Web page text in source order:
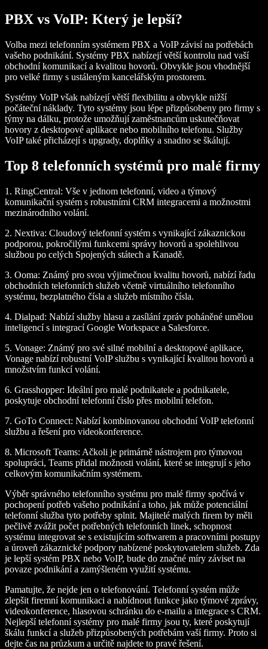
PBX vs VoIP: Který je lepší?
Volba mezi telefonním systémem PBX a VoIP závisí na potřebách
vašeho podnikání. Systémy PBX nabízejí větší kontrolu nad vaší
obchodní komunikací a kvalitou hovorů. Obvykle jsou vhodnější
pro velké firmy s ustáleným kancelářským prostorem.
Systémy VoIP však nabízejí větší flexibilitu a obvykle nižší
počáteční náklady. Tyto systémy jsou lépe přizpůsobeny pro firmy s
týmy na dálku, protože umožňují zaměstnancům uskutečňovat
hovory z desktopové aplikace nebo mobilního telefonu. Služby
VoIP také přicházejí s upgrady, doplňky a snadno se škálují.
Top 8 telefonních systémů pro malé firmy
1. RingCentral: Vše v jednom telefonní, video a týmový
komunikační systém s robustními CRM integracemi a možnostmi
mezinárodního volání.
2. Nextiva: Cloudový telefonní systém s vynikající zákaznickou
podporou, pokročilými funkcemi správy hovorů a spolehlivou
službou po celých Spojených státech a Kanadě.
3. Ooma: Známý pro svou výjimečnou kvalitu hovorů, nabízí řadu
obchodních telefonních služeb včetně virtuálního telefonního
systému, bezplatného čísla a služeb místního čísla.
4. Dialpad: Nabízí služby hlasu a zasílání zpráv poháněné umělou
inteligencí s integrací Google Workspace a Salesforce.
5. Vonage: Známý pro své silné mobilní a desktopové aplikace,
Vonage nabízí robustní VoIP službu s vynikající kvalitou hovorů a
množstvím funkcí volání.
6. Grasshopper: Ideální pro malé podnikatele a podnikatele,
poskytuje obchodní telefonní číslo přes mobilní telefon.
7. GoTo Connect: Nabízí kombinovanou obchodní VoIP telefonní
službu a řešení pro videokonference.
8. Microsoft Teams: Ačkoli je primárně nástrojem pro týmovou
spolupráci, Teams přidal možnosti volání, které se integrují s jeho
celkovým komunikačním systémem.
Výběr správného telefonního systému pro malé firmy spočívá v
pochopení potřeb vašeho podnikání a toho, jak může potenciální
telefonní služba tyto potřeby splnit. Majitelé malých firem by měli
pečlivě zvážit počet potřebných telefonních linek, schopnost
systému integrovat se s existujícím softwarem a pracovními postupy
a úroveň zákaznické podpory nabízené poskytovatelem služeb. Zda
je lepší systém PBX nebo VoIP, bude do značné míry záviset na
povaze podnikání a zamýšleném využití systému.
Pamatujte, že nejde jen o telefonování. Telefonní systém může
zlepšit firemní komunikaci a nabídnout funkce jako týmové zprávy,
videokonference, hlasovou schránku do e-mailu a integrace s CRM.
Nejlepší telefonní systémy pro malé firmy jsou ty, které poskytují
škálu funkcí a služeb přizpůsobených potřebám vaší firmy. Proto si
dejte čas na průzkum a určitě najdete to pravé řešení.